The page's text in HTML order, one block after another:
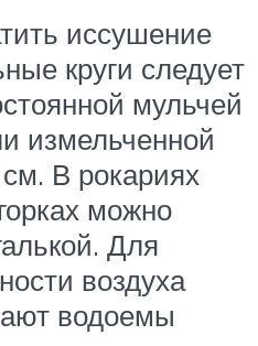
иссушение
круги следует
мульчей
измельченной
В рокариях
можно
Для
воздуха
водоемы